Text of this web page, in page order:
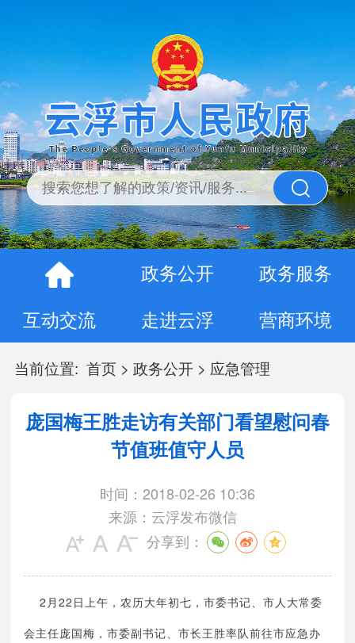
政务公开
政务服务
互动交流
走进云浮 营商环境
当前位置: 首页> 政务公开> 应急管理
庞国梅王胜走访有关部门看望慰问春
节值班值守人员
时间：2018-02-26 10:36
来源：云浮发布微信
分享到：
2 月22 日上午，农历大年初七，市委书记、市人大常委
会主任庞国梅，市委副书记、市长王胜率队前往市应急办